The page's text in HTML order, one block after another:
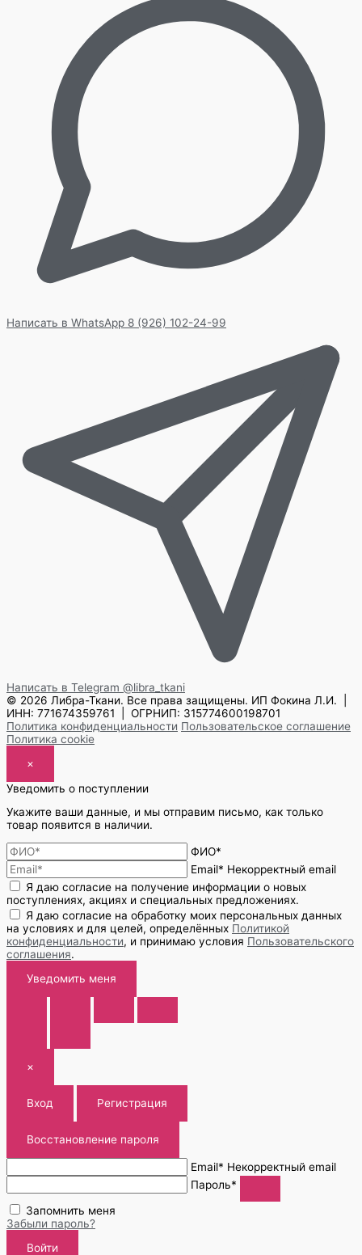
Написать в WhatsApp 8 (926) 102-24-99
Написать в Telegram @libra_tkani
© 2026 Либра-Ткани. Все права защищены. ИП Фокина Л.И. |
ИНН: 771674359761 | ОГРНИП: 315774600198701
Политика конфиденциальности Пользовательское соглашение
Политика cookie
×
Уведомить о поступлении
Укажите ваши данные, и мы отправим письмо, как только
товар появится в наличии.
ФИО*
Email* Некорректный email
Я даю согласие на получение информации о новых
поступлениях, акциях и специальных предложениях.
Я даю согласие на обработку моих персональных данных
на условиях и для целей, определённых Политикой
конфиденциальности, и принимаю условия Пользовательского
соглашения.
Уведомить меня
×
Вход Регистрация
Восстановление пароля
Email* Некорректный email
Пароль*
Запомнить меня
Забыли пароль?
Войти